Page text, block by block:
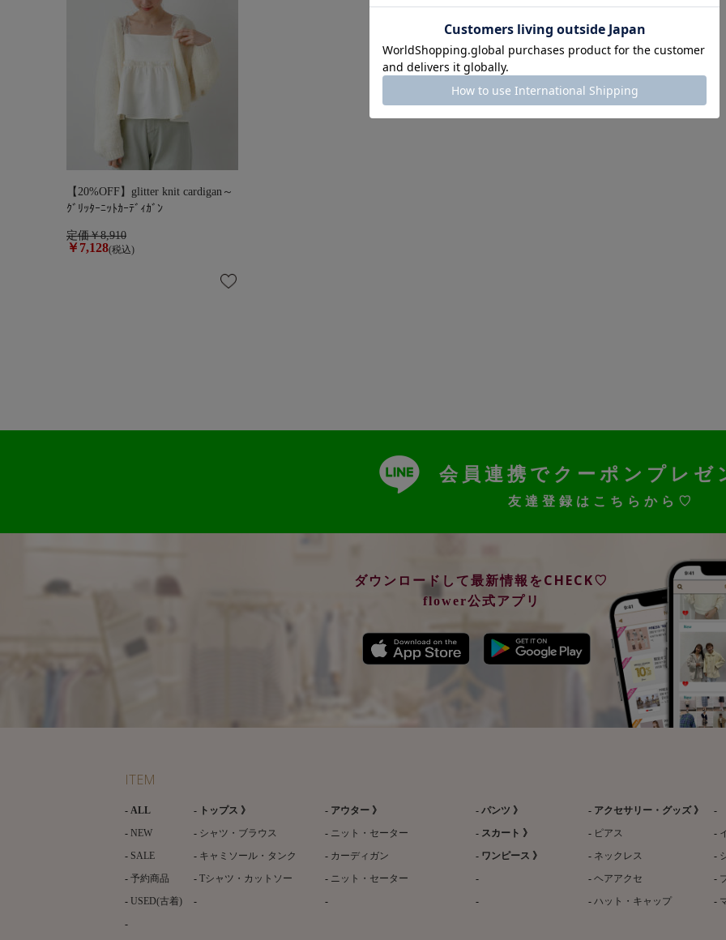
【20%OFF】glitter knit cardigan～
ｸﾞﾘｯﾀｰﾆｯﾄｶｰﾃﾞｨｶﾞﾝ
定価￥8,910
￥7,128(税込)
会員連携でクーポンプレゼ
友達登録はこちらから♡
ダウンロードして最新情報をCHECK♡
flower公式アプリ
ITEM
ALL トップス 》 アウター 》 パンツ 》
アクセサリー・グッズ 》
NEW
シャツ・ブラウス ニット・セーター スカート 》 ピアス
SALE
キャミソール・タンク カーディガン ワンピース 》 ネックレス
予約商品
Tシャツ・カットソー ニット・セーター ヘアアクセ
USED(古着)
ハット・キャップ